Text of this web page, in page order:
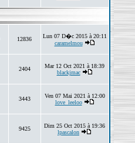
12836
Lun 07 D�c 2015 à 20:11
caramelmou
2404
Mar 12 Oct 2021 à 18:39
blackjmac
3443
Ven 07 Mai 2021 à 12:00
love_leeloo
9425
Dim 25 Oct 2015 à 19:36
lpascalon